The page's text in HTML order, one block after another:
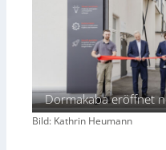
Dormakaba eröffnet
Bild: Kathrin Heumann